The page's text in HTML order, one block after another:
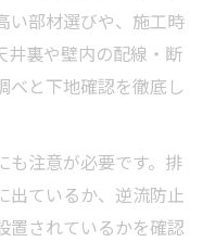
い部材選びや、施工時
井裏や壁内の配線・断
べと下地確認を徹底し
も注意が必要です。排
出ているか、逆流防止
置されているかを確認